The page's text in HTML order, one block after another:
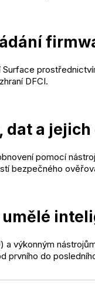
Surface
DFCI.
dat a
pomocí
bezpečného
a výkonným
prvního do